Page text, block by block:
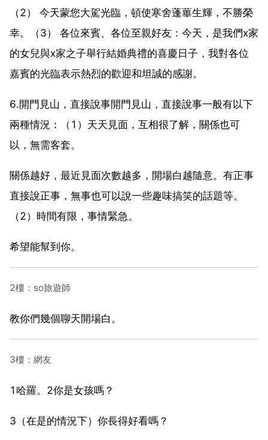
（2） 今天蒙您大駕光臨，頓使寒舍蓬蓽生輝，不勝榮
幸。（3） 各位來賓、各位至親好友：今天，是我們x家
的女兒與x家之子舉行結婚典禮的喜慶日子，我對各位
嘉賓的光臨表示熱烈的歡迎和坦誠的感謝。
6.開門見山，直接說事開門見山，直接說事一般有以下
兩種情況：（1）天天見面，互相很了解，關係也可
以，無需客套。
關係越好，最近見面次數越多，開場白越隨意。有正事
直接說正事，無事也可以說一些趣味搞笑的話題等。
（2）時間有限，事情緊急。
希望能幫到你。
2樓：so旅遊師
教你們幾個聊天開場白。
3樓：網友
1哈羅。2你是女孩嗎？
3（在是的情況下）你長得好看嗎？